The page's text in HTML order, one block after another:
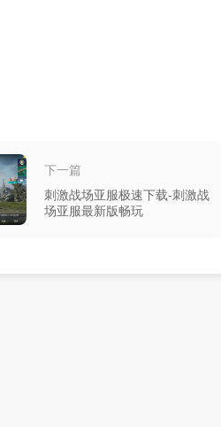
下一篇
刺激战场亚服极速下载-刺激战
场亚服最新版畅玩